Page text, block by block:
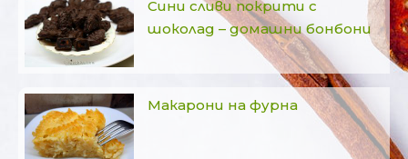
Сини сливи покрити с
шоколад – домашни бонбони
Макарони на фурна